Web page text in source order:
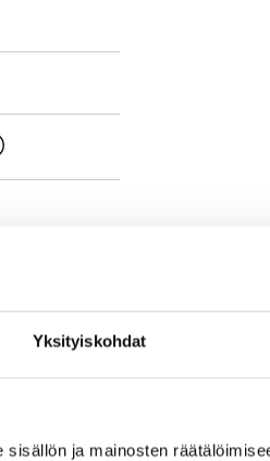
Yksityiskohdat
ja mainosten
Voit